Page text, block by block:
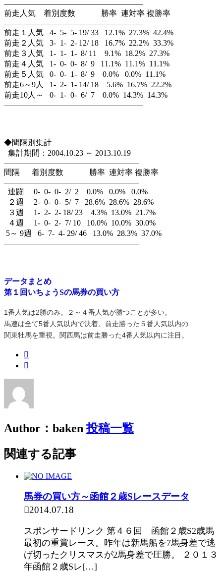
—————————————————–
前走人気 着別度数 勝率 連対率 複勝率
—————————————————–
前走１人気 4- 5- 5- 19/ 33 12.1% 27.3% 42.4%
前走２人気 3- 1- 2- 12/ 18 16.7% 22.2% 33.3%
前走３人気 1- 1- 1- 8/ 11 9.1% 18.2% 27.3%
前走４人気 1- 0- 0- 8/ 9 11.1% 11.1% 11.1%
前走５人気 0- 0- 1- 8/ 9 0.0% 0.0% 11.1%
前走6～9人 1- 2- 1- 14/ 18 5.6% 16.7% 22.2%
前走10人～ 0- 1- 0- 6/ 7 0.0% 14.3% 14.3%
—————————————————–
◆間隔別集計
集計期間：2004.10.23 ～ 2013.10.19
—————————————————
間隔 着別度数 勝率 連対率 複勝率
—————————————————
連闘 0- 0- 0- 2/ 2 0.0% 0.0% 0.0%
２週 2- 0- 0- 5/ 7 28.6% 28.6% 28.6%
３週 1- 2- 2- 18/ 23 4.3% 13.0% 21.7%
４週 1- 0- 2- 7/ 10 10.0% 10.0% 30.0%
5～ 9週 6- 7- 4- 29/ 46 13.0% 28.3% 37.0%
—————————————————
データまとめ
第１回いちょうSの馬券の買い方
1番人気は2勝のみ。２～４番人気が勝つことが多い。
馬連は全て5番人気以内で決着。前走勝った５番人気以内の
関東牡馬を重視。関西馬は前走勝った4番人気以内に注目。
Author：baken投稿一覧
関連する記事
馬券の買い方～函館２歳Sレースデータ
2014.07.18
スポンサードリンク 第４６回 函館２歳S2歳馬
最初の重賞レース。昨年は新馬船を7馬身差で逃
げ切ったクリスマスが2馬身差で圧勝。 ２０１３
年函館２歳Sレ[…]